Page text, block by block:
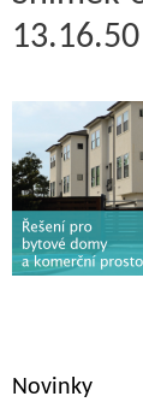
13.16.50
Novinky